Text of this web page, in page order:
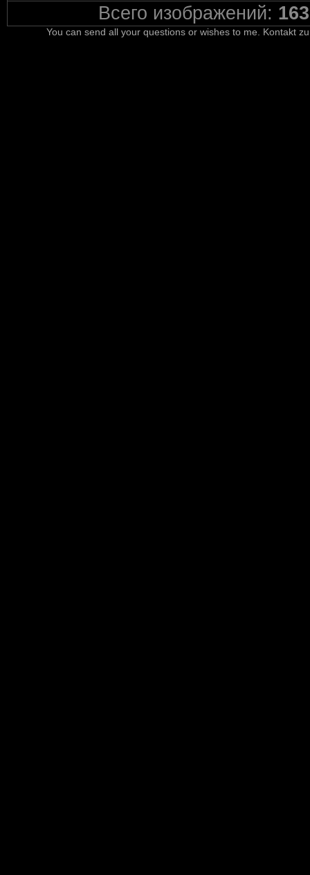
Всего изображений: 163
You can send all your questions or wishes to me. Kontakt